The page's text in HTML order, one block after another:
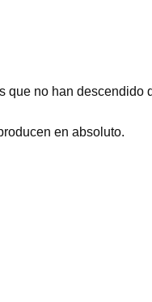
no han
en absoluto.